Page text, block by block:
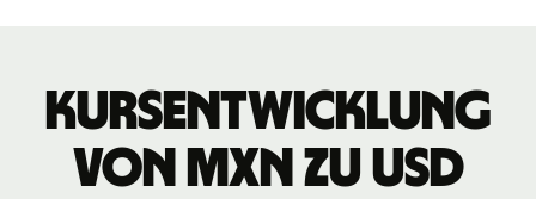
Kursentwicklung
von MXN zu USD